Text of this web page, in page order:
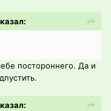
постороннего. Да и